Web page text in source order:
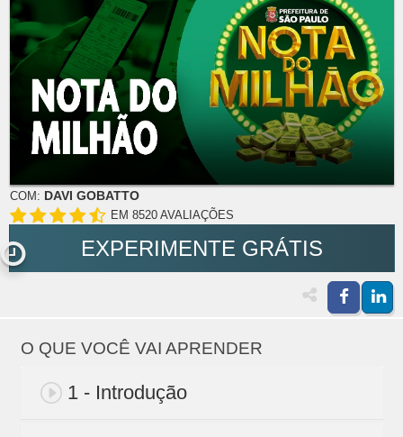
COM: DAVI GOBATTO
EM 8520 AVALIAÇÕES
EXPERIMENTE GRÁTIS
O QUE VOCÊ VAI APRENDER
1 - Introdução